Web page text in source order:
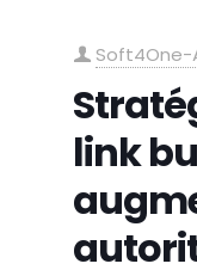
Soft4One-
link